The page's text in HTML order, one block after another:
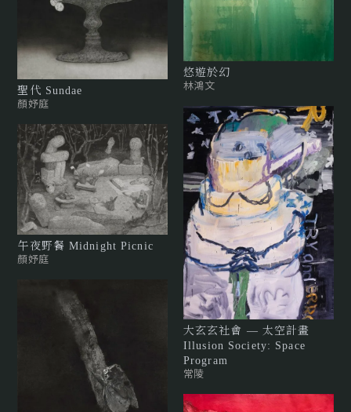
聖代 Sundae
顏妤庭
午夜野餐 Midnight Picnic
顏妤庭
悠遊於幻
林鴻文
大玄玄社會 — 太空計畫
Illusion Society: Space
Program
常陵